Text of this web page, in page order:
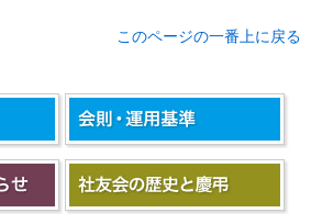
このページの一番上に戻る